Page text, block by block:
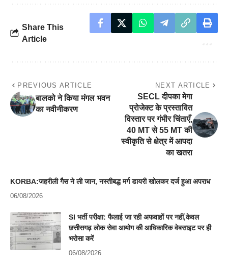
Share This
Article
PREVIOUS ARTICLE
बालको ने किया मंगल भवन
का नवीनीकरण
NEXT ARTICLE
​SECL दीपका मेगा
प्रोजेक्ट के प्रस्तावित
विस्तार पर गंभीर चिंताएँ,
40 MT से 55 MT की
स्वीकृति से क्षेत्र में आपदा
का खतरा
KORBA:जहरीली गैस ने ली जान, नस्तीबद्ध मर्ग डायरी खोलकर दर्ज हुआ अपराध
06/08/2026
SI भर्ती परीक्षा: फैलाई जा रही अफवाहों पर नहीं,केवल
छत्तीसगढ़ लोक सेवा आयोग की आधिकारिक वेबसाइट पर ही
भरोसा करें
06/08/2026